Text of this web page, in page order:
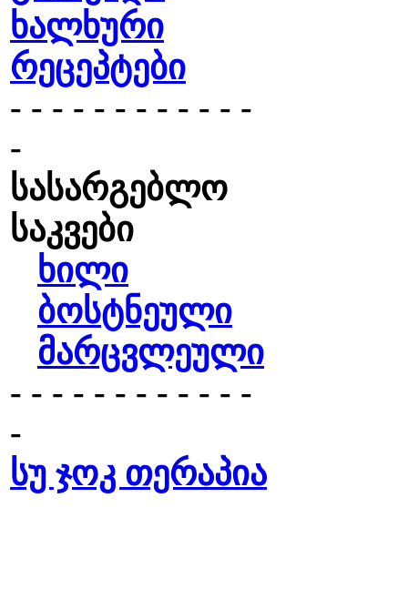
ხალხური
რეცეპტები
- - - - - - - - - - - -
-
სასარგებლო
საკვები
ხილი
ბოსტნეული
მარცვლეული
- - - - - - - - - - - -
-
სუ ჯოკ თერაპია